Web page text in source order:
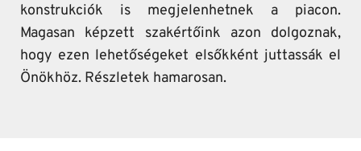
konstrukciók is megjelenhetnek a piacon.
Magasan képzett szakértőink azon dolgoznak,
hogy ezen lehetőségeket elsőkként juttassák el
Önökhöz. Részletek hamarosan.